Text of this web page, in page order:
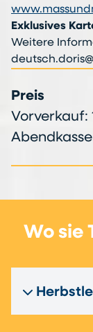
Exklusives
Weitere
Preis
Vorverkauf:
Wo sie